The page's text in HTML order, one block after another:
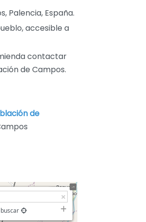
Palencia, España.
accesible a
contactar
de Campos.
de